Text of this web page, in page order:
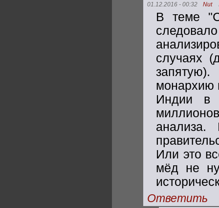
01.12.2016 - 00:32 Nut
В теме
случаях
монархию
Индии в
Или это
мёд не
Ответить